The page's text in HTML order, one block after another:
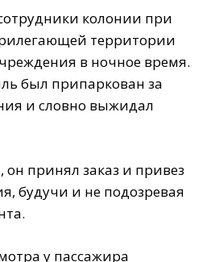
колонии при
территории
в ночное время.
был припаркован за
и словно выжидал
он принял заказ и привез
будучи и не подозревая
у пассажира